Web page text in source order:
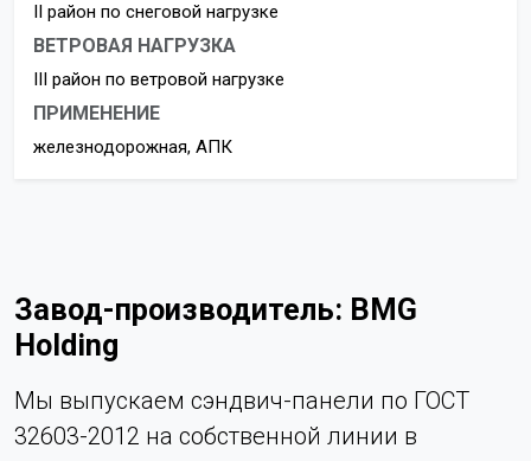
II район по снеговой нагрузке
ВЕТРОВАЯ НАГРУЗКА
III район по ветровой нагрузке
ПРИМЕНЕНИЕ
железнодорожная, АПК
Завод-производитель: BMG
Holding
Мы выпускаем сэндвич-панели по ГОСТ
32603-2012 на собственной линии в